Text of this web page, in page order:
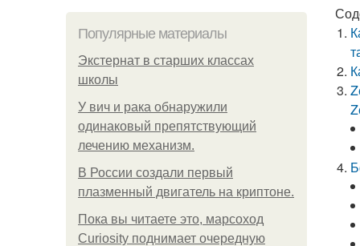
Популярные материалы
Экстернат в старших классах
школы
У вич и рака обнаружили
одинаковый препятствующий
лечению механизм.
В России создали первый
плазменный двигатель на криптоне.
Пока вы читаете это, марсоход
Curiosity поднимает очередную